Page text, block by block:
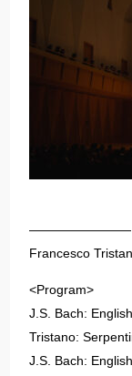
————————
Francesco
<Program>
J.S. Bach:
Tristano:
J.S. Bach: